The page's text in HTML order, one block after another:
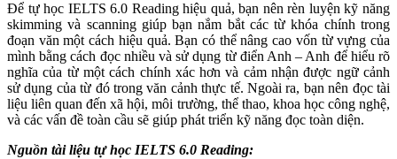
Để tự học IELTS 6.0 Reading hiệu quả, bạn nên rèn luyện kỹ năng
skimming và scanning giúp bạn nắm bắt các từ khóa chính trong
đoạn văn một cách hiệu quả. Bạn có thể nâng cao vốn từ vựng của
mình bằng cách đọc nhiều và sử dụng từ điển Anh – Anh để hiểu rõ
nghĩa của từ một cách chính xác hơn và cảm nhận được ngữ cảnh
sử dụng của từ đó trong văn cảnh thực tế. Ngoài ra, bạn nên đọc tài
liệu liên quan đến xã hội, môi trường, thể thao, khoa học công nghệ,
và các vấn đề toàn cầu sẽ giúp phát triển kỹ năng đọc toàn diện.
Nguồn tài liệu tự học IELTS 6.0 Reading: